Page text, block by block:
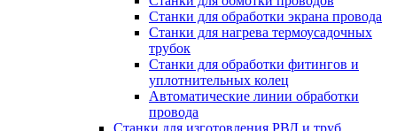
Станки для обработки экрана провода
Станки для нагрева термоусадочных
трубок
Станки для обработки фитингов и
уплотнительных колец
Автоматические линии обработки
провода
Станки для изготовления РВД и труб